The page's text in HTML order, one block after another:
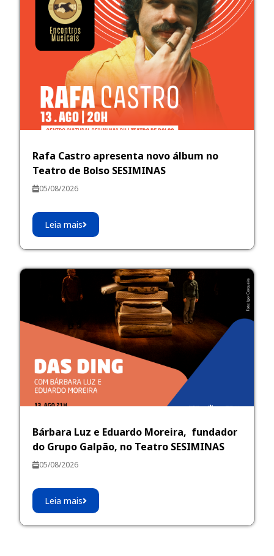
Rafa Castro apresenta novo álbum no
Teatro de Bolso SESIMINAS
05/08/2026
Leia mais
Bárbara Luz e Eduardo Moreira, fundador
do Grupo Galpão, no Teatro SESIMINAS
05/08/2026
Leia mais